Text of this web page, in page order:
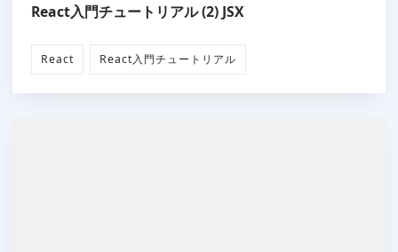
React入門チュートリアル (2) JSX
React React入門チュートリアル